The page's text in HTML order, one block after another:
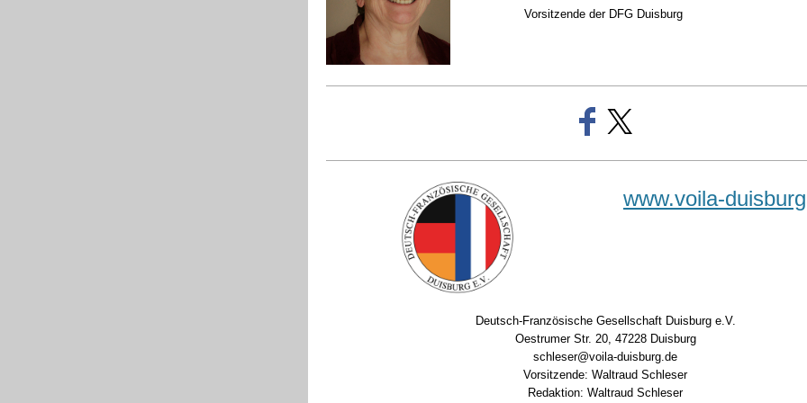
Vorsitzende der DFG Duisburg
www.voila-
Deutsch-Französische Gesellschaft Duisburg e.V.
Oestrumer Str. 20, 47228 Duisburg
schleser@voila-duisburg.de
Vorsitzende: Waltraud Schleser
Redaktion: Waltraud Schleser